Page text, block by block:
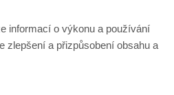
informací o výkonu a používání
zlepšení a přizpůsobení obsahu a